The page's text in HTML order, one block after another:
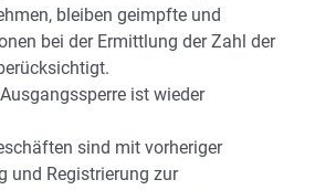
bleiben geimpfte und
bei der Ermittlung der Zahl der
ist wieder
sind mit vorheriger
und Registrierung zur